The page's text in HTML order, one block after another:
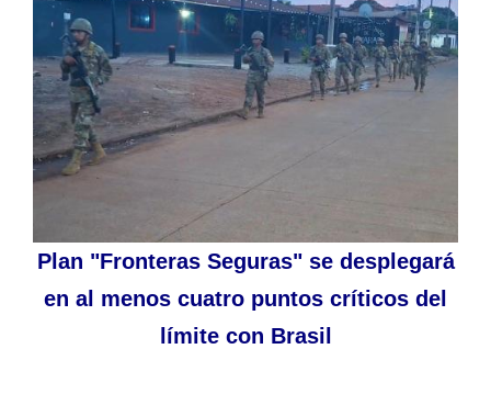
Plan "Fronteras Seguras" se desplegará
en al menos cuatro puntos críticos del
límite con Brasil